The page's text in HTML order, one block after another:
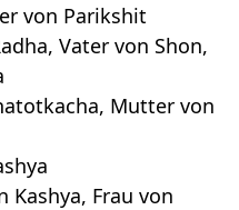
von Parikshit
Vater von Shon,
Mutter von
Kashya, Frau von